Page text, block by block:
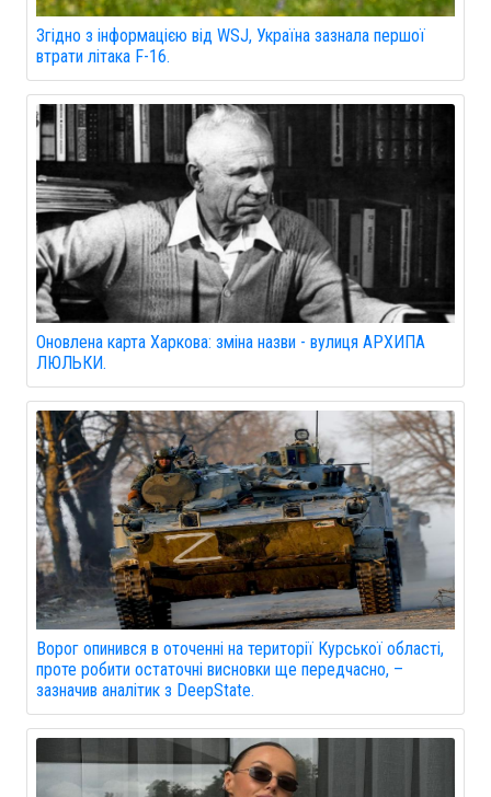
Згідно з інформацією від WSJ, Україна зазнала першої
втрати літака F-16.
Оновлена карта Харкова: зміна назви - вулиця АРХИПА
ЛЮЛЬКИ.
Ворог опинився в оточенні на території Курської області,
проте робити остаточні висновки ще передчасно, –
зазначив аналітик з DeepState.